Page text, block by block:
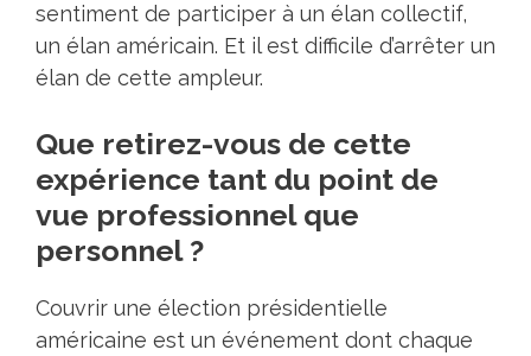
sentiment de participer à un élan collectif,
un élan américain. Et il est difficile d’arrêter un
élan de cette ampleur.
Que retirez-vous de cette
expérience tant du point de
vue professionnel que
personnel ?
Couvrir une élection présidentielle
américaine est un événement dont chaque